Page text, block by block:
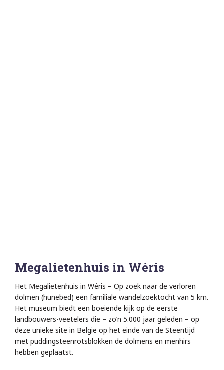
Megalietenhuis in Wéris
Het Megalietenhuis in Wéris – Op zoek naar de verloren
dolmen (hunebed) een familiale wandelzoektocht van 5 km.
Het museum biedt een boeiende kijk op de eerste
landbouwers-veetelers die – zo’n 5.000 jaar geleden – op
deze unieke site in België op het einde van de Steentijd
met puddingsteenrotsblokken de dolmens en menhirs
hebben geplaatst.